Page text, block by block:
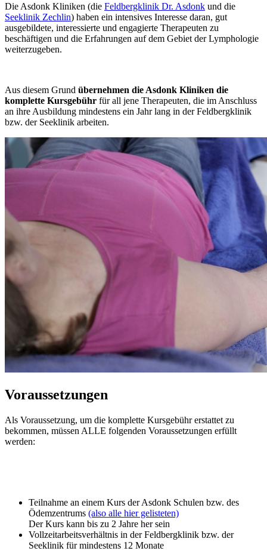
Die Asdonk Kliniken (die Feldbergklinik Dr. Asdonk und die
Seeklinik Zechlin) haben ein intensives Interesse daran, gut
ausgebildete, interessierte und engagierte Therapeuten zu
beschäftigen und die Erfahrungen auf dem Gebiet der Lymphologie
weiterzugeben.
Aus diesem Grund übernehmen die Asdonk Kliniken die
komplette Kursgebühr für all jene Therapeuten, die im Anschluss
an ihre Ausbildung mindestens ein Jahr lang in der Feldbergklinik
bzw. der Seeklinik arbeiten.
Voraussetzungen
Als Voraussetzung, um die komplette Kursgebühr erstattet zu
bekommen, müssen ALLE folgenden Voraussetzungen erfüllt
werden:
Teilnahme an einem Kurs der Asdonk Schulen bzw. des
Ödemzentrums (also alle hier gelisteten)
Der Kurs kann bis zu 2 Jahre her sein
Vollzeitarbeitsverhältnis in der Feldbergklinik bzw. der
Seeklinik für mindestens 12 Monate